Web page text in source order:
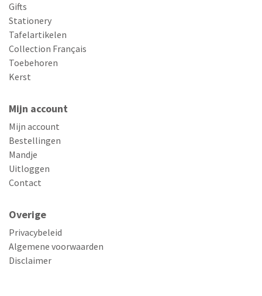
Gifts
Stationery
Tafelartikelen
Collection Français
Toebehoren
Kerst
Mijn account
Mijn account
Bestellingen
Mandje
Uitloggen
Contact
Overige
Privacybeleid
Algemene voorwaarden
Disclaimer